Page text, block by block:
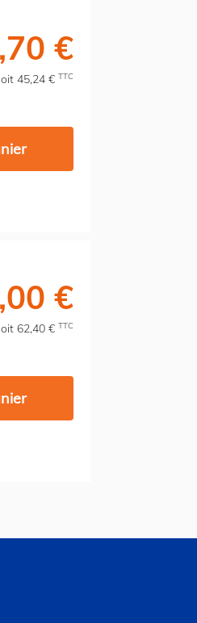
€
45,24 € TTC
€
62,40 € TTC